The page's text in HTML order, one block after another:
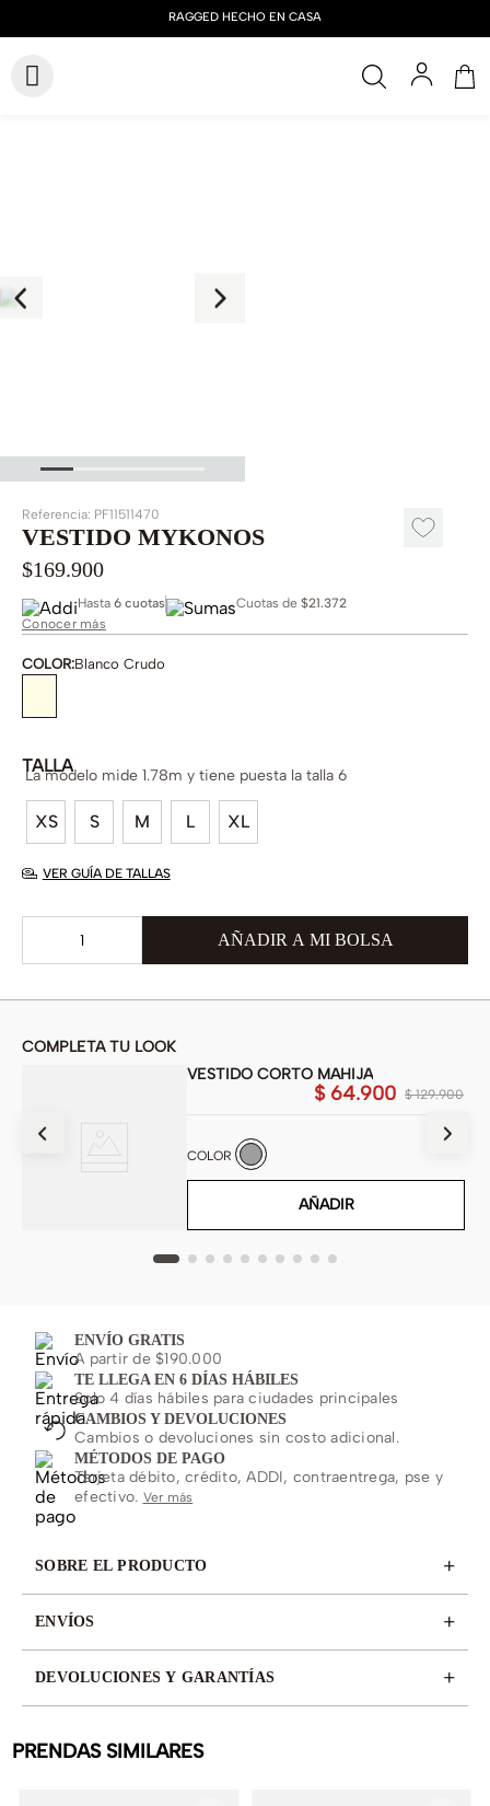
Referencia: PF11511470
VESTIDO MYKONOS
$169.900
Hasta 6 cuotas Cuotas de $21.372
Conocer más
COLOR:Blanco Crudo
TALLA
XS S M L XL
La modelo mide 1.78m y tiene puesta la talla 6
VER GUÍA DE TALLAS
COMPLETA TU LOOK
VESTIDO CORTO MAHIJA
$ 129.900
$ 64.900
COLOR
AÑADIR
ENVÍO GRATIS
A partir de $190.000
TE LLEGA EN 6 DÍAS HÁBILES
Solo 4 días hábiles para ciudades principales
CAMBIOS Y DEVOLUCIONES
Cambios o devoluciones sin costo adicional.
MÉTODOS DE PAGO
Tarjeta débito, crédito, ADDI, contraentrega, pse y
efectivo. Ver más
SOBRE EL PRODUCTO +
ENVÍOS +
DEVOLUCIONES Y GARANTÍAS +
PRENDAS SIMILARES